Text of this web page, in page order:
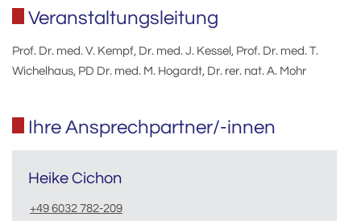
Veranstaltungsleitung
Prof. Dr. med. V. Kempf, Dr. med. J. Kessel, Prof. Dr. med. T.
Wichelhaus, PD Dr. med. M. Hogardt, Dr. rer. nat. A. Mohr
Ihre Ansprechpartner/-innen
Heike Cichon
+49 6032 782-209